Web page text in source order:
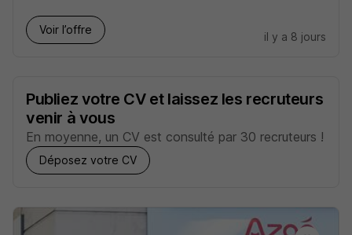
Voir l’offre
il y a 8 jours
Publiez votre CV et laissez les recruteurs
venir à vous
En moyenne, un CV est consulté par 30 recruteurs !
Déposez votre CV